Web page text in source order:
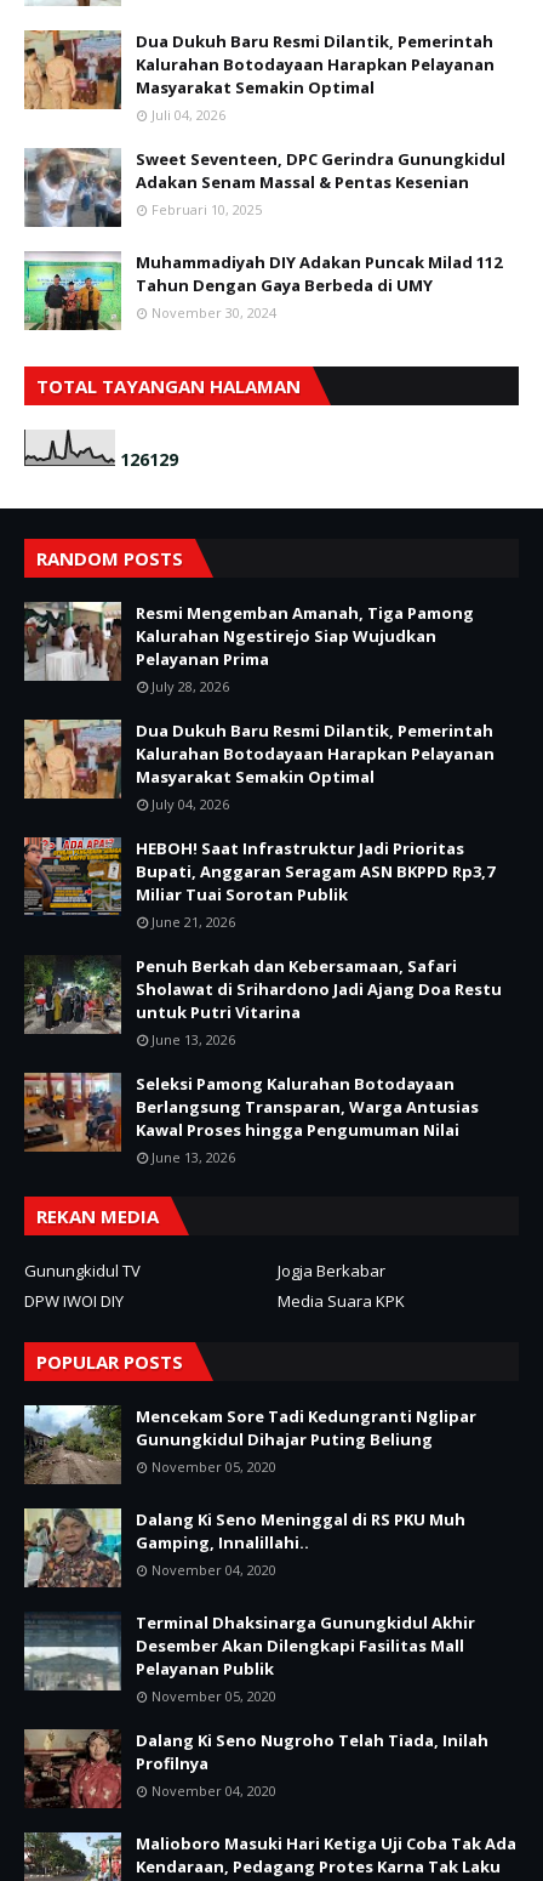
Dua Dukuh Baru Resmi Dilantik, Pemerintah
Kalurahan Botodayaan Harapkan Pelayanan
Masyarakat Semakin Optimal
Juli 04, 2026
Sweet Seventeen, DPC Gerindra Gunungkidul
Adakan Senam Massal & Pentas Kesenian
Februari 10, 2025
Muhammadiyah DIY Adakan Puncak Milad 112
Tahun Dengan Gaya Berbeda di UMY
November 30, 2024
TOTAL TAYANGAN HALAMAN
126129
RANDOM POSTS
Resmi Mengemban Amanah, Tiga Pamong
Kalurahan Ngestirejo Siap Wujudkan
Pelayanan Prima
July 28, 2026
Dua Dukuh Baru Resmi Dilantik, Pemerintah
Kalurahan Botodayaan Harapkan Pelayanan
Masyarakat Semakin Optimal
July 04, 2026
HEBOH! Saat Infrastruktur Jadi Prioritas
Bupati, Anggaran Seragam ASN BKPPD Rp3,7
Miliar Tuai Sorotan Publik
June 21, 2026
Penuh Berkah dan Kebersamaan, Safari
Sholawat di Srihardono Jadi Ajang Doa Restu
untuk Putri Vitarina
June 13, 2026
Seleksi Pamong Kalurahan Botodayaan
Berlangsung Transparan, Warga Antusias
Kawal Proses hingga Pengumuman Nilai
June 13, 2026
REKAN MEDIA
Gunungkidul TV
Jogja Berkabar
DPW IWOI DIY
Media Suara KPK
POPULAR POSTS
Mencekam Sore Tadi Kedungranti Nglipar
Gunungkidul Dihajar Puting Beliung
November 05, 2020
Dalang Ki Seno Meninggal di RS PKU Muh
Gamping, Innalillahi..
November 04, 2020
Terminal Dhaksinarga Gunungkidul Akhir
Desember Akan Dilengkapi Fasilitas Mall
Pelayanan Publik
November 05, 2020
Dalang Ki Seno Nugroho Telah Tiada, Inilah
Profilnya
November 04, 2020
Malioboro Masuki Hari Ketiga Uji Coba Tak Ada
Kendaraan, Pedagang Protes Karna Tak Laku